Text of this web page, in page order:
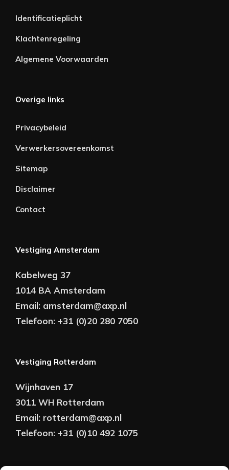
Identificatieplicht
Klachtenregeling
Algemene Voorwaarden
Overige links
Privacybeleid
Verwerkersovereenkomst
Sitemap
Disclaimer
Contact
Vestiging Amsterdam
Kabelweg 37
1014 BA Amsterdam
Email: amsterdam@axp.nl
Telefoon: +31 (0)20 280 7050
Vestiging Rotterdam
Wijnhaven 17
3011 WH Rotterdam
Email: rotterdam@axp.nl
Telefoon: +31 (0)10 492 1075